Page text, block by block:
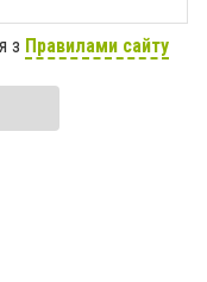
з Правилами сайту